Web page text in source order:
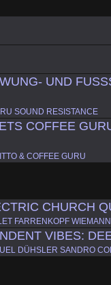
UND
SOUND RESISTANCE
COFFEE
& COFFEE GURU
CHURCH
FARRENKOPF
VIBES:
DÜHSLER SANDRO